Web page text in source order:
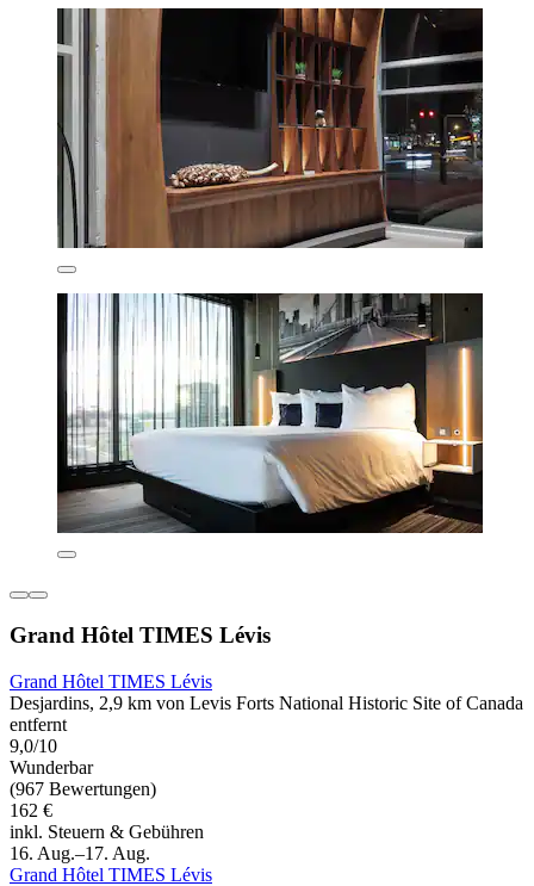
Grand Hôtel TIMES Lévis
Grand Hôtel TIMES Lévis
Desjardins, 2,9 km von Levis Forts National Historic Site of Canada
entfernt
9,0/10
Wunderbar
(967 Bewertungen)
162 €
inkl. Steuern & Gebühren
16. Aug.–17. Aug.
Grand Hôtel TIMES Lévis